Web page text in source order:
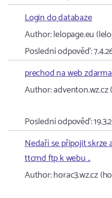
Login do databaze
Author:lelopage.eu
Poslední odpověď:
prechod na web zdarma
Author:adventon.wz.cz
Poslední odpověď:
Nedaří se připojit skrze
ttcmd ftp k webu ..
Author:horac3.wz.cz